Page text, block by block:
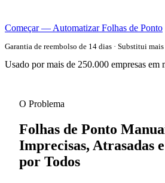
Começar — Automatizar Folhas de Ponto
Garantia de reembolso de 14 dias · Substitui
Usado por mais de 250.000 empresas em
O Problema
Folhas de Ponto
Imprecisas, Atrasadas
por Todos